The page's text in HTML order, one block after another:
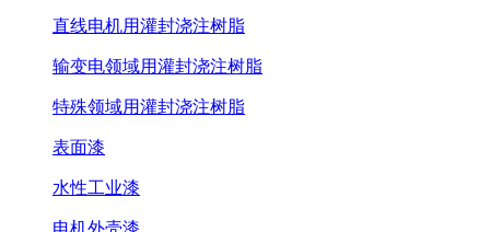
直线电机用灌封浇注树脂
输变电领域用灌封浇注树脂
特殊领域用灌封浇注树脂
表面漆
水性工业漆
电机外壳漆